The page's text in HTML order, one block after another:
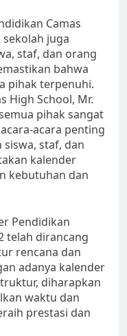
Camas
sekolah juga
staf, dan orang
bahwa
pihak terpenuhi.
High School, Mr.
pihak sangat
acara penting
staf, dan
kalender
kebutuhan dan
Pendidikan
telah dirancang
rencana dan
adanya kalender
diharapkan
waktu dan
prestasi dan